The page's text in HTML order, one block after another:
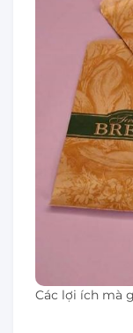
Các lợi ích mà